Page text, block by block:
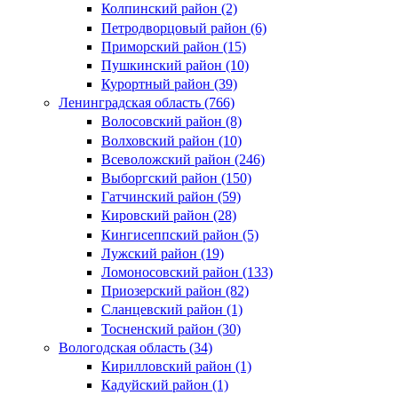
Колпинский район (2)
Петродворцовый район (6)
Приморский район (15)
Пушкинский район (10)
Курортный район (39)
Ленинградская область (766)
Волосовский район (8)
Волховский район (10)
Всеволожский район (246)
Выборгский район (150)
Гатчинский район (59)
Кировский район (28)
Кингисеппский район (5)
Лужский район (19)
Ломоносовский район (133)
Приозерский район (82)
Сланцевский район (1)
Тосненский район (30)
Вологодская область (34)
Кирилловский район (1)
Кадуйский район (1)